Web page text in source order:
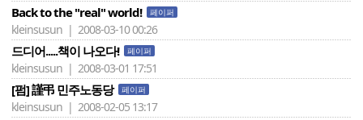
Back to the "real" world! 페이퍼
kleinsusun | 2008-03-10 00:26
드디어.....책이 나오다! 페이퍼
kleinsusun | 2008-03-01 17:51
[펌] 謹弔 민주노동당 페이퍼
kleinsusun | 2008-02-05 13:17